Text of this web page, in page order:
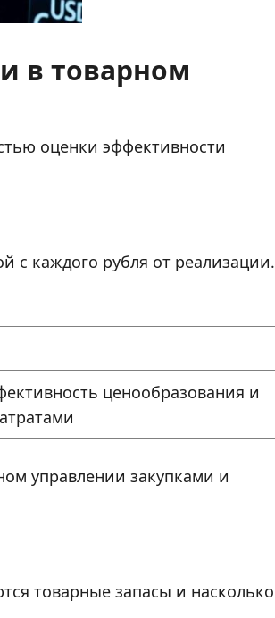
в товарном
оценки эффективности
с каждого рубля от реализации.
ценообразования и
управлении закупками и
товарные запасы и насколько